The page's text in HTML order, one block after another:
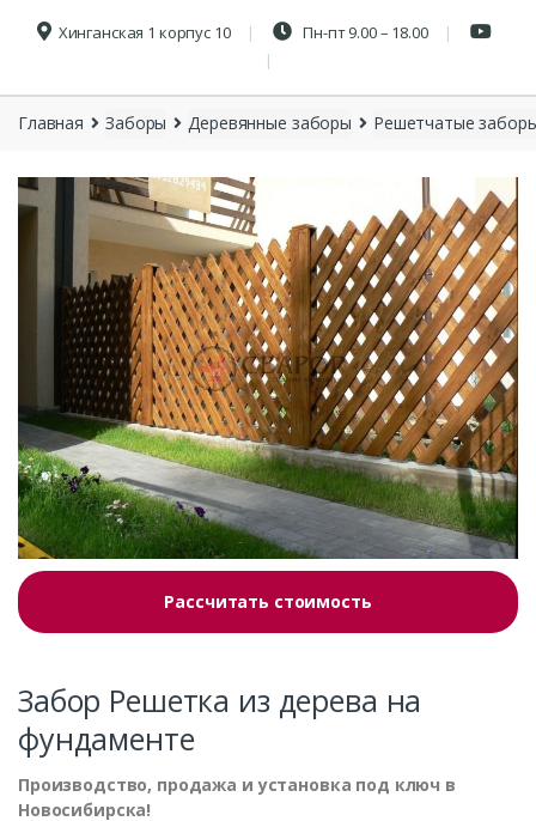
Хинганская 1 корпус 10 Пн-пт 9.00 – 18.00
Главная Заборы Деревянные заборы Решетчатые
Рассчитать стоимость
Забор Решетка из дерева на
фундаменте
Производство, продажа и установка под ключ в
Новосибирска!